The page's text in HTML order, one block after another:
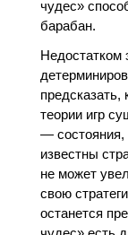
чудес»
барабан.
Недостатком
теории игр
— состояния,
известны
не может
свою
останется